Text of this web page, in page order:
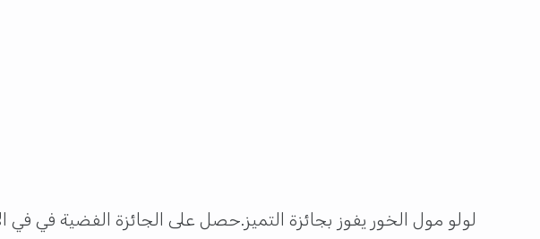
لولو مول الخور يفوز بجائزة التميز.حصل على الجائزة الفضية في